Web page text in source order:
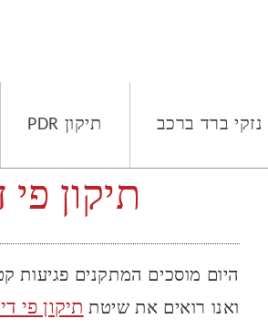
נזקי ברד ברכב תיקון PDR
תיקון
היום מוסכים המתקנים פגיעות
ואנו רואים את שיטת תיקון פי